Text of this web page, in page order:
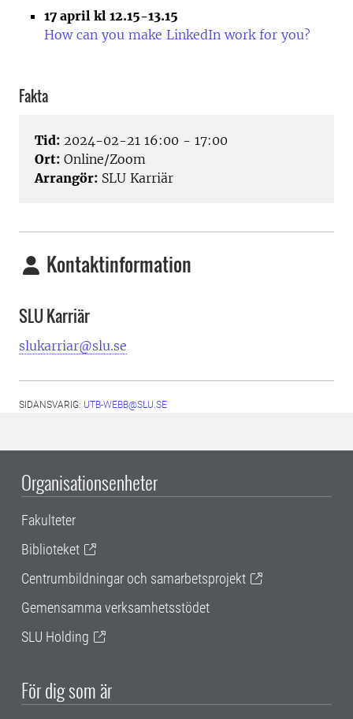
17 april kl 12.15-13.15
How can you make LinkedIn work for you?
Fakta
Tid: 2024-02-21 16:00 - 17:00
Ort: Online/Zoom
Arrangör: SLU Karriär
Kontaktinformation
SLU Karriär
slukarriar@slu.se
SIDANSVARIG: UTB-WEBB@SLU.SE
Organisationsenheter
Fakulteter
Biblioteket
Centrumbildningar och samarbetsprojekt
Gemensamma verksamhetsstödet
SLU Holding
För dig som är